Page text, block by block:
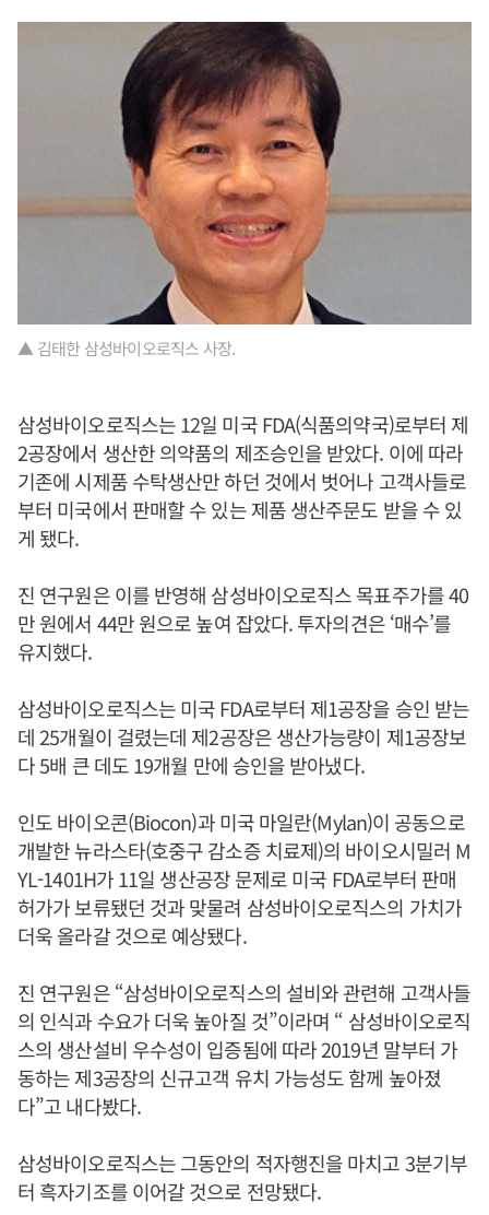
▲ 김태한 삼성바이오로직스 사장.
삼성바이오로직스는 12일 미국 FDA(식품의약국)로부터 제
2공장에서 생산한 의약품의 제조승인을 받았다. 이에 따라
기존에 시제품 수탁생산만 하던 것에서 벗어나 고객사들로
부터 미국에서 판매할 수 있는 제품 생산주문도 받을 수 있
게 됐다.
진 연구원은 이를 반영해 삼성바이오로직스 목표주가를 40
만 원에서 44만 원으로 높여 잡았다. 투자의견은 ‘매수’를
유지했다.
삼성바이오로직스는 미국 FDA로부터 제1공장을 승인 받는
데 25개월이 걸렸는데 제2공장은 생산가능량이 제1공장보
다 5배 큰 데도 19개월 만에 승인을 받아냈다.
인도 바이오콘(Biocon)과 미국 마일란(Mylan)이 공동으로
개발한 뉴라스타(호중구 감소증 치료제)의 바이오시밀러 M
YL-1401H가 11일 생산공장 문제로 미국 FDA로부터 판매
허가가 보류됐던 것과 맞물려 삼성바이오로직스의 가치가
더욱 올라갈 것으로 예상됐다.
진 연구원은 “삼성바이오로직스의 설비와 관련해 고객사들
의 인식과 수요가 더욱 높아질 것”이라며 “ 삼성바이오로직
스의 생산설비 우수성이 입증됨에 따라 2019년 말부터 가
동하는 제3공장의 신규고객 유치 가능성도 함께 높아졌
다”고 내다봤다.
삼성바이오로직스는 그동안의 적자행진을 마치고 3분기부
터 흑자기조를 이어갈 것으로 전망됐다.